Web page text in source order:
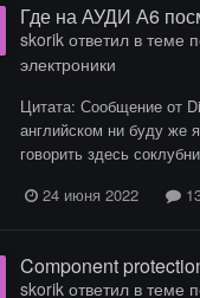
Где на АУДИ А6
skorikответил в теме
электроники
Цитата: Сообщение от
английском ни буду же
говорить здесь
24 июня 2022
Component
skorikответил в теме